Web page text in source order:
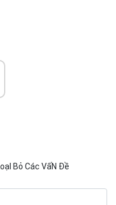
Bỏ Các VấN Đề